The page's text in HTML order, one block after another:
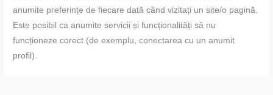
anumite preferințe de fiecare dată când vizitați un site/o pagină.
Este posibil ca anumite servicii și funcționalități să nu
funcționeze corect (de exemplu, conectarea cu un anumit
profil).